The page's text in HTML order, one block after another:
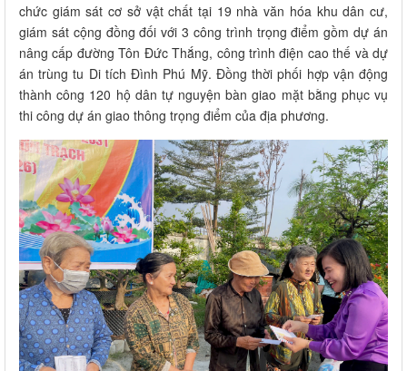
chức giám sát cơ sở vật chất tại 19 nhà văn hóa khu dân cư,
giám sát cộng đồng đối với 3 công trình trọng điểm gồm dự án
nâng cấp đường Tôn Đức Thắng, công trình điện cao thế và dự
án trùng tu Di tích Đình Phú Mỹ. Đồng thời phối hợp vận động
thành công 120 hộ dân tự nguyện bàn giao mặt bằng phục vụ
thi công dự án giao thông trọng điểm của địa phương.